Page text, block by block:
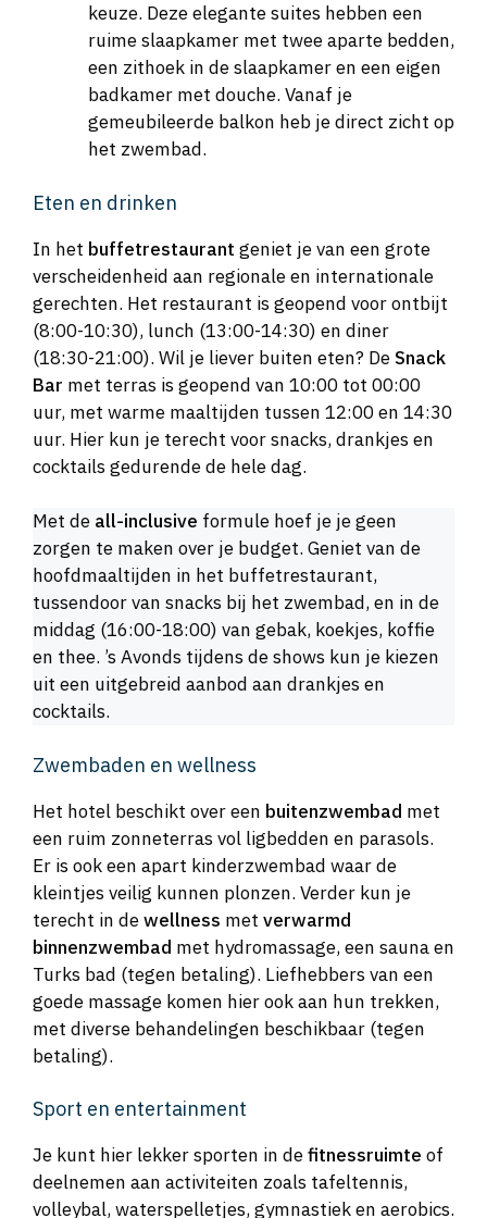
keuze. Deze elegante suites hebben een
ruime slaapkamer met twee aparte bedden,
een zithoek in de slaapkamer en een eigen
badkamer met douche. Vanaf je
gemeubileerde balkon heb je direct zicht op
het zwembad.
Eten en drinken
In het buffetrestaurant geniet je van een grote
verscheidenheid aan regionale en internationale
gerechten. Het restaurant is geopend voor ontbijt
(8:00-10:30), lunch (13:00-14:30) en diner
(18:30-21:00). Wil je liever buiten eten? DeSnack
Bar met terras is geopend van 10:00 tot 00:00
uur, met warme maaltijden tussen 12:00 en 14:30
uur. Hier kun je terecht voor snacks, drankjes en
cocktails gedurende de hele dag.
Met de all-inclusive formule hoef je je geen
zorgen te maken over je budget. Geniet van de
hoofdmaaltijden in het buffetrestaurant,
tussendoor van snacks bij het zwembad, en in de
middag (16:00-18:00) van gebak, koekjes, koffie
en thee. ’s Avonds tijdens de shows kun je kiezen
uit een uitgebreid aanbod aan drankjes en
cocktails.
Zwembaden en wellness
Het hotel beschikt over een buitenzwembad met
een ruim zonneterras vol ligbedden en parasols.
Er is ook een apart kinderzwembad waar de
kleintjes veilig kunnen plonzen. Verder kun je
terecht in dewellness met verwarmd
binnenzwembad met hydromassage, een sauna en
Turks bad (tegen betaling). Liefhebbers van een
goede massage komen hier ook aan hun trekken,
met diverse behandelingen beschikbaar (tegen
betaling).
Sport en entertainment
Je kunt hier lekker sporten in defitnessruimte of
deelnemen aan activiteiten zoals tafeltennis,
volleybal, waterspelletjes, gymnastiek en aerobics.